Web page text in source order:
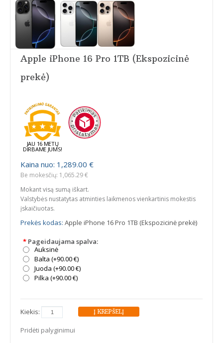
Apple iPhone 16 Pro 1TB (Ekspozicinė
prekė)
JAU 16 METŲ
DIRBAME JUMS!
Kaina nuo: 1,289.00 €
Be mokesčių: 1,065.29 €
Mokant visą sumą iškart.
Valstybės nustatytas atminties laikmenos vienkartinis mokestis
įskaičiuotas.
Prekės kodas: Apple iPhone 16 Pro 1TB (Ekspozicinė prekė)
* Pageidaujama spalva:
Auksinė
Balta (+90.00 €)
Juoda (+90.00 €)
Pilka (+90.00 €)
Kiekis:
Pridėti palyginimui